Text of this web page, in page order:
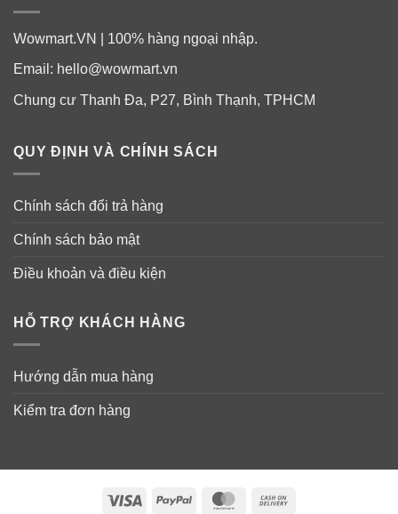
Wowmart.VN | 100% hàng ngoại nhập.
Email: hello@wowmart.vn
Chung cư Thanh Đa, P27, Bình Thạnh, TPHCM
QUY ĐỊNH VÀ CHÍNH SÁCH
Chính sách đổi trả hàng
Chính sách bảo mật
Điều khoản và điều kiện
HỖ TRỢ KHÁCH HÀNG
Hướng dẫn mua hàng
Kiểm tra đơn hàng
Visa PayPal MasterCard